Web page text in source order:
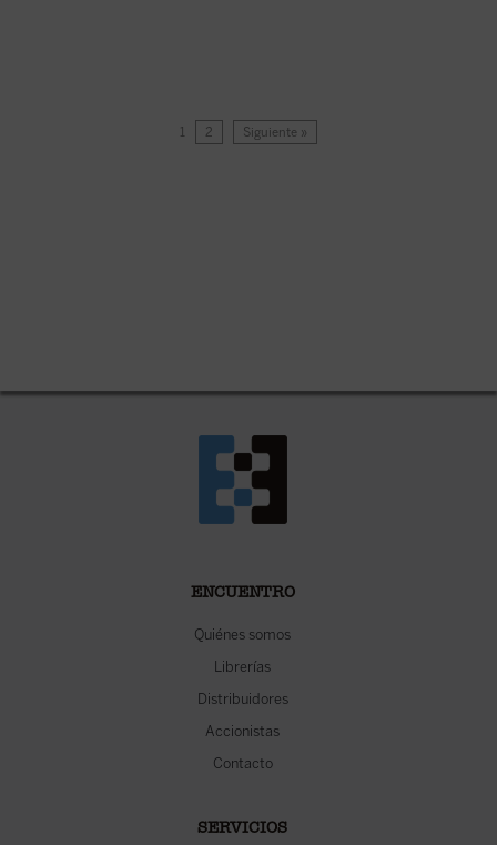
1 2 Siguiente »
ENCUENTRO
Quiénes somos
Librerías
Distribuidores
Accionistas
Contacto
SERVICIOS